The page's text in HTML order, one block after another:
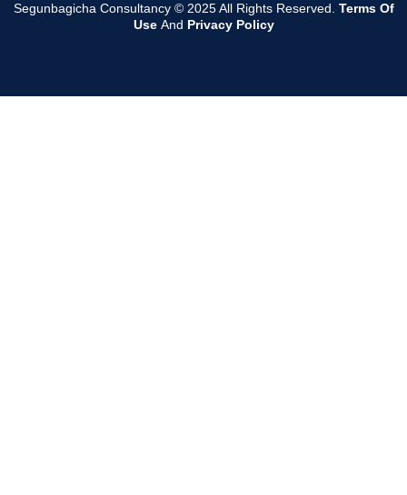
Segunbagicha Consultancy © 2025 All Rights Reserved. Terms Of
Use And Privacy Policy